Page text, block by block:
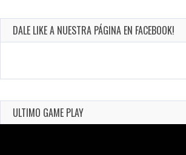
DALE LIKE A NUESTRA PÁGINA EN FACEBOOK!
ULTIMO GAME PLAY